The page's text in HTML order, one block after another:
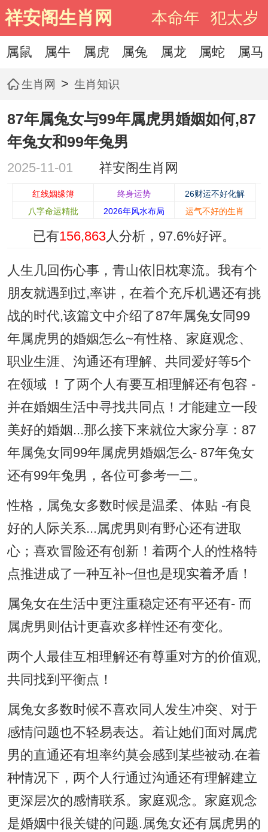
祥安阁生肖网 本命年 犯太岁
属鼠 属牛 属虎 属兔 属龙 属蛇 属马
生肖网 > 生肖知识
87年属兔女与99年属虎男婚姻如何,87
年兔女和99年兔男
2025-11-01 祥安阁生肖网
红线姻缘簿 终身运势
26财运不好化解
八字命运精批
2026年风水布局 运气不好的生肖
已有156,863人分析， 97.6%好评。
人生几回伤心事，青山依旧枕寒流。我有个
朋友就遇到过,率讲，在着个充斥机遇还有挑
战的时代,该篇文中介绍了87年属兔女同99
年属虎男的婚姻怎么~有性格、家庭观念、
职业生涯、沟通还有理解、共同爱好等5个
在领域 ！了两个人有要互相理解还有包容 -
并在婚姻生活中寻找共同点！才能建立一段
美好的婚姻...那么接下来就位大家分享：87
年属兔女同99年属虎男婚姻怎么- 87年兔女
还有99年兔男，各位可参考一二。
性格，属兔女多数时候是温柔、体贴 -有良
好的人际关系...属虎男则有野心还有进取
心；喜欢冒险还有创新！着两个人的性格特
点推进成了一种互补~但也是现实着矛盾！
属兔女在生活中更注重稳定还有平还有- 而
属虎男则估计更喜欢多样性还有变化。
两个人最佳互相理解还有尊重对方的价值观,
共同找到平衡点！
属兔女多数时候不喜欢同人发生冲突、对于
感情问题也不轻易表达。着让她们面对属虎
男的直通还有坦率约莫会感到某些被动.在着
种情况下，两个人行通过沟通还有理解建立
更深层次的感情联系。家庭观念。家庭观念
是婚姻中很关键的问题.属兔女还有属虎男的